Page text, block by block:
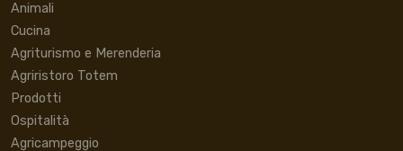
Animali
Cucina
Agriturismo e Merenderia
Agriristoro Totem
Prodotti
Ospitalità
Agricampeggio